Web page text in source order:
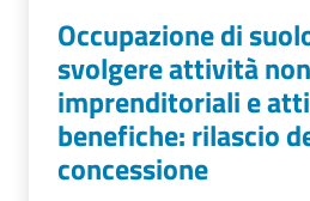
Occupazione di
svolgere attività non
imprenditoriali e
benefiche: rilascio
concessione